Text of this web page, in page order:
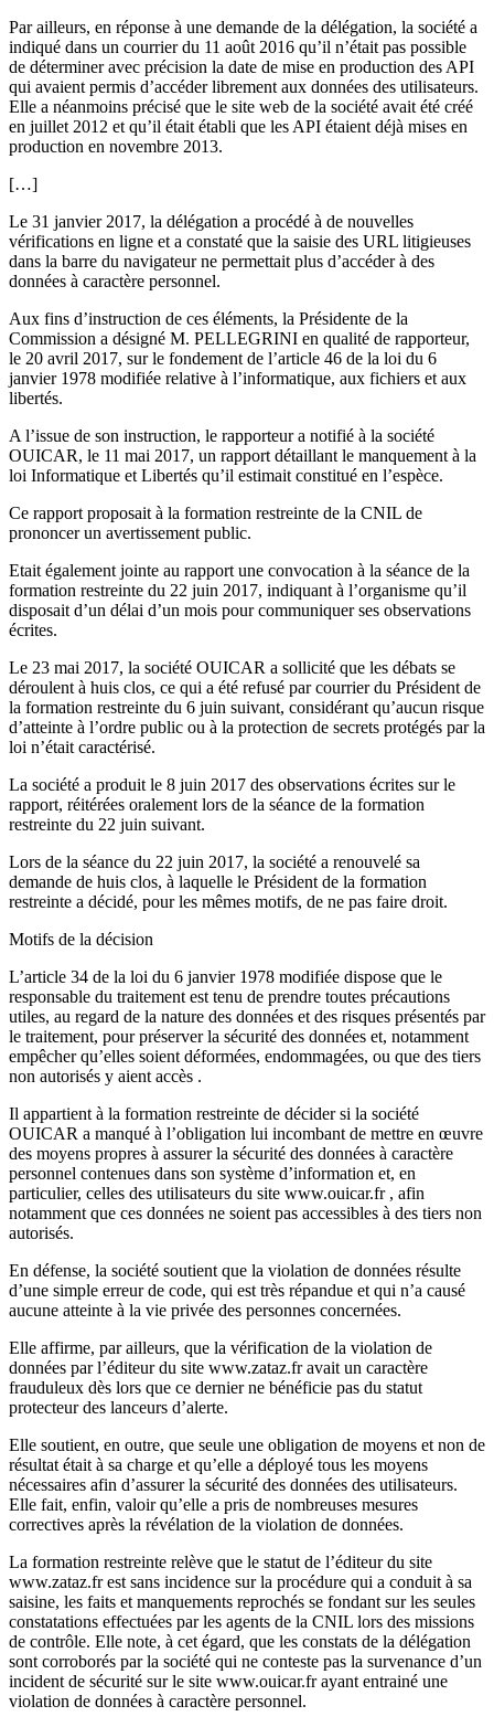
Par ailleurs, en réponse à une demande de la délégation, la société a
indiqué dans un courrier du 11 août 2016 qu’il n’était pas possible
de déterminer avec précision la date de mise en production des API
qui avaient permis d’accéder librement aux données des utilisateurs.
Elle a néanmoins précisé que le site web de la société avait été créé
en juillet 2012 et qu’il était établi que les API étaient déjà mises en
production en novembre 2013.
[…]
Le 31 janvier 2017, la délégation a procédé à de nouvelles
vérifications en ligne et a constaté que la saisie des URL litigieuses
dans la barre du navigateur ne permettait plus d’accéder à des
données à caractère personnel.
Aux fins d’instruction de ces éléments, la Présidente de la
Commission a désigné M. PELLEGRINI en qualité de rapporteur,
le 20 avril 2017, sur le fondement de l’article 46 de la loi du 6
janvier 1978 modifiée relative à l’informatique, aux fichiers et aux
libertés.
A l’issue de son instruction, le rapporteur a notifié à la société
OUICAR, le 11 mai 2017, un rapport détaillant le manquement à la
loi Informatique et Libertés qu’il estimait constitué en l’espèce.
Ce rapport proposait à la formation restreinte de la CNIL de
prononcer un avertissement public.
Etait également jointe au rapport une convocation à la séance de la
formation restreinte du 22 juin 2017, indiquant à l’organisme qu’il
disposait d’un délai d’un mois pour communiquer ses observations
écrites.
Le 23 mai 2017, la société OUICAR a sollicité que les débats se
déroulent à huis clos, ce qui a été refusé par courrier du Président de
la formation restreinte du 6 juin suivant, considérant qu’aucun risque
d’atteinte à l’ordre public ou à la protection de secrets protégés par la
loi n’était caractérisé.
La société a produit le 8 juin 2017 des observations écrites sur le
rapport, réitérées oralement lors de la séance de la formation
restreinte du 22 juin suivant.
Lors de la séance du 22 juin 2017, la société a renouvelé sa
demande de huis clos, à laquelle le Président de la formation
restreinte a décidé, pour les mêmes motifs, de ne pas faire droit.
Motifs de la décision
L’article 34 de la loi du 6 janvier 1978 modifiée dispose que le
responsable du traitement est tenu de prendre toutes précautions
utiles, au regard de la nature des données et des risques présentés par
le traitement, pour préserver la sécurité des données et, notamment
empêcher qu’elles soient déformées, endommagées, ou que des tiers
non autorisés y aient accès .
Il appartient à la formation restreinte de décider si la société
OUICAR a manqué à l’obligation lui incombant de mettre en œuvre
des moyens propres à assurer la sécurité des données à caractère
personnel contenues dans son système d’information et, en
particulier, celles des utilisateurs du site www.ouicar.fr , afin
notamment que ces données ne soient pas accessibles à des tiers non
autorisés.
En défense, la société soutient que la violation de données résulte
d’une simple erreur de code, qui est très répandue et qui n’a causé
aucune atteinte à la vie privée des personnes concernées.
Elle affirme, par ailleurs, que la vérification de la violation de
données par l’éditeur du site www.zataz.fr avait un caractère
frauduleux dès lors que ce dernier ne bénéficie pas du statut
protecteur des lanceurs d’alerte.
Elle soutient, en outre, que seule une obligation de moyens et non de
résultat était à sa charge et qu’elle a déployé tous les moyens
nécessaires afin d’assurer la sécurité des données des utilisateurs.
Elle fait, enfin, valoir qu’elle a pris de nombreuses mesures
correctives après la révélation de la violation de données.
La formation restreinte relève que le statut de l’éditeur du site
www.zataz.fr est sans incidence sur la procédure qui a conduit à sa
saisine, les faits et manquements reprochés se fondant sur les seules
constatations effectuées par les agents de la CNIL lors des missions
de contrôle. Elle note, à cet égard, que les constats de la délégation
sont corroborés par la société qui ne conteste pas la survenance d’un
incident de sécurité sur le site www.ouicar.fr ayant entrainé une
violation de données à caractère personnel.